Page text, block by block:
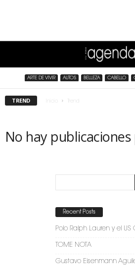
ARTE DE VIVIR AUTOS BELLEZA CABELLO
TREND Trend
No hay
Recent Posts
Polo Ralph Lauren y el US
TOME NOTA
Gustavo Eisenmann